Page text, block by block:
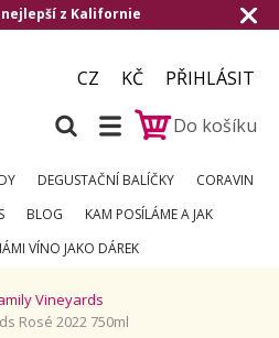
Doručení
CZ KČ
PŘIHLÁSIT
Do košíku
DEGUSTAČNÍ BALÍČKY
CORAVIN
BLOG
KAM POSÍLÁME A JAK
VÍNO JAKO DÁREK
Vineyards
Rosé 2022 750ml